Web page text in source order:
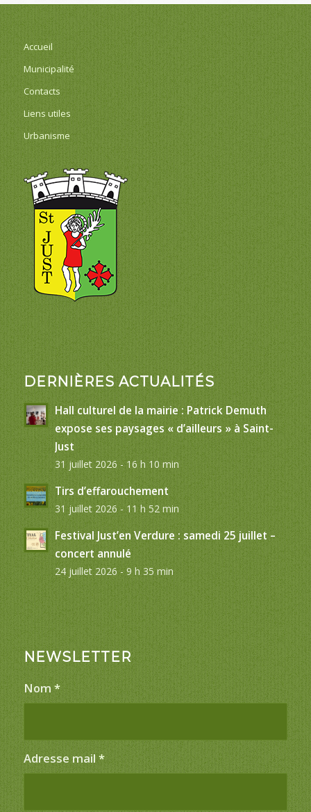
Accueil
Municipalité
Contacts
Liens utiles
Urbanisme
DERNIÈRES ACTUALITÉS
Hall culturel de la mairie : Patrick Demuth
expose ses paysages « d’ailleurs » à Saint-
Just
31 juillet 2026 - 16 h 10 min
Tirs d’effarouchement
31 juillet 2026 - 11 h 52 min
Festival Just’en Verdure : samedi 25 juillet –
concert annulé
24 juillet 2026 - 9 h 35 min
NEWSLETTER
Nom *
Adresse mail *